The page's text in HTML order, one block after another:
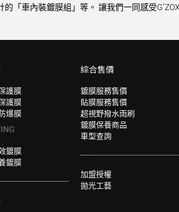
「車內裝鍍膜組」等。 讓我們一同感受
護膜
護膜
爆膜
鍍膜
鍍膜
綜合售價
鍍膜服務售價
貼膜服務售價
超視野撥水雨刷
鍍膜保養商品
車型查詢
加盟授權
拋光工藝